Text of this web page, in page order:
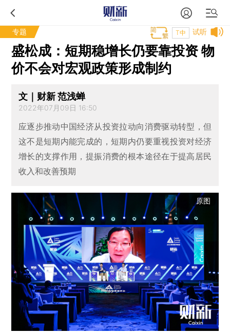
专题 试听
T中
盛松成：短期稳增长仍要靠投资 物
价不会对宏观政策形成制约
文｜财新 范浅蝉
2022年07月09日 16:50
应逐步推动中国经济从投资拉动向消费驱动转型，但
这不是短期内能完成的，短期内仍要重视投资对经济
增长的支撑作用，提振消费的根本途径在于提高居民
收入和改善预期
原图